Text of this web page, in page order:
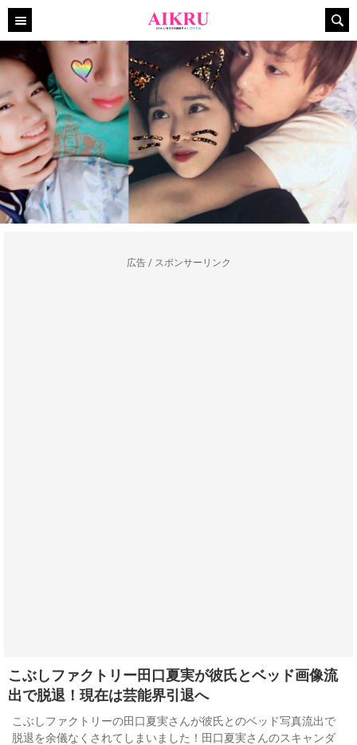
広告 / スポンサーリンク
こぶしファクトリー田口夏実が彼氏とベッド画像流
出で脱退！現在は芸能界引退へ
こぶしファクトリーの田口夏実さんが彼氏とのベッド写真流出で
脱退を余儀なくされてしまいました！田口夏実さんのスキャンダ